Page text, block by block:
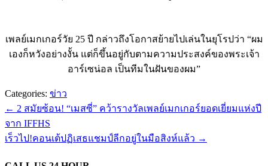
เพลย์เมกเกอร์วัย 25 ปี กล่าวถึงโอกาสย้ายไปเล่นในยุโรปว่า “ผม
เองก็หวังอย่างงั้น แต่ก็ขึ้นอยู่กับตามความประสงค์ของพระเจ้า
อาร์เซน่อล เป็นทีมในฝันของผม”
Categories: ข่าว
← 2 สมัยซ้อน! “เมสซี่” คว้ารางวัลเพลย์เมกเกอร์ยอดเยี่ยมแห่งปี
จาก IFFHS
เร็วไป!คอนเต้ปฏิเสธแชมป์ลีกอยู่ในมือสิงห์แล้ว →